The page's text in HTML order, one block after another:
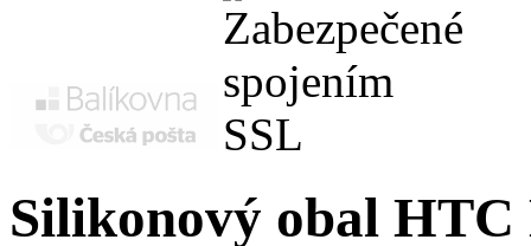
Silikonový obal HTC